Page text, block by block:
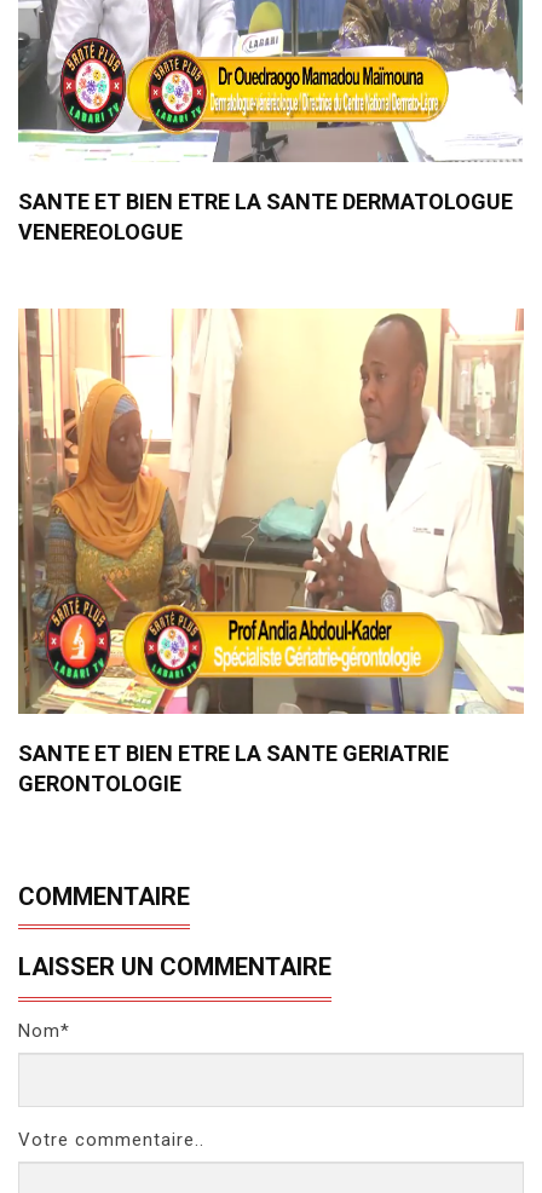
SANTE ET BIEN ETRE LA SANTE DERMATOLOGUE
VENEREOLOGUE
SANTE ET BIEN ETRE LA SANTE GERIATRIE
GERONTOLOGIE
COMMENTAIRE
LAISSER UN COMMENTAIRE
Nom*
Votre commentaire..